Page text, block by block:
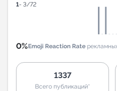
1- 3/72
0%Emoji Reaction Rate
1337
Всего публикаций*